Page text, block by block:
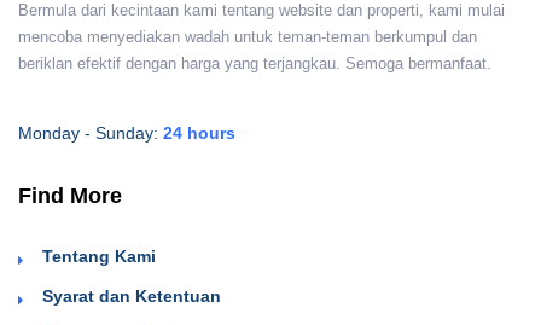
Bermula dari kecintaan kami tentang website dan properti, kami mulai
mencoba menyediakan wadah untuk teman-teman berkumpul dan
beriklan efektif dengan harga yang terjangkau. Semoga bermanfaat.
Monday - Sunday: 24 hours
Find More
Tentang Kami
Syarat dan Ketentuan